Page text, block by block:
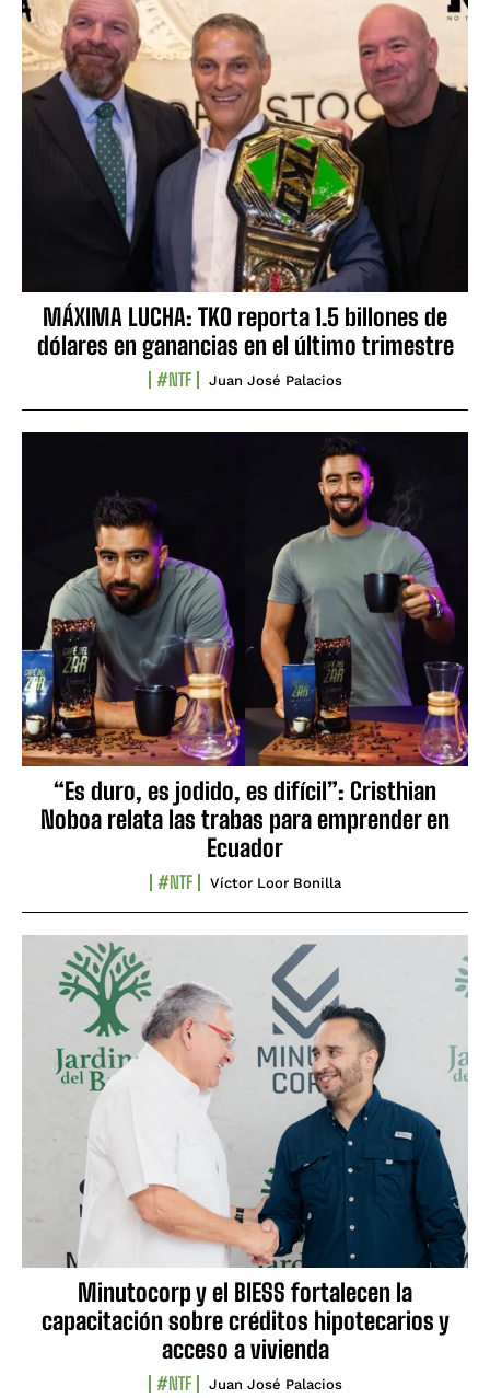
MÁXIMA LUCHA: TKO reporta 1.5 billones de
dólares en ganancias en el último trimestre
#NTF Juan José Palacios
“Es duro, es jodido, es difícil”: Cristhian
Noboa relata las trabas para emprender en
Ecuador
#NTF Víctor Loor Bonilla
Minutocorp y el BIESS fortalecen la
capacitación sobre créditos hipotecarios y
acceso a vivienda
#NTF Juan José Palacios